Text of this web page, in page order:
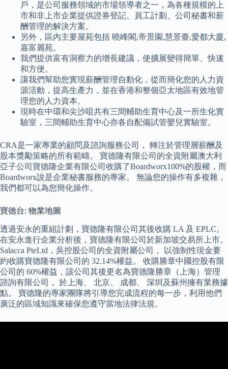
戶，是公司服務領域的市場領導者之一，為各種規模的上
市和非上市企業提供證券登記、員工計劃、公司秘書和薪
酬管理的解決方案。
另外，區內主要屋苑包括 曉峰閣,帝景園,慧景臺,愛都大廈,
嘉富麗苑。
我們提供富有洞察力的增長建議，使擴展變得簡單、快速
和方便。
讓我們幫助您實現薪酬管理自動化，從而簡化您的人力資
源活動，提高生產力，並在香港和整個亞太地區有效地管
理您的人力資本。
現時在中環和尖沙咀共有三間輔助生育中心及一所生化實
驗室，三間輔助生育中心亦各自配備試管嬰兒實驗室。
CRA是一家專業的顧問及諮詢服務公司， 轉注於管理層薪酬及
股本獎勵策略的所有範疇。 寶德隆有限公司的全資附屬澳大利
亞子公司寶德隆企業有限公司收購了Boardworx100%的股權，而
Boardworx說是企業秘書服務的專家。 無論您的操作有多複雜，
我們都可以為您簡化操作。
寶德台: 物業地圖
透過安永的重組計劃，寶德隆有限公司其後收購 LA 及 EPLC。
在安永進行企業分析後，寶德隆有限公司於新加坡交易所上市。
Salacca PteLtd，吳控股公司的全資附屬公司， 以強制性現金要
約收購寶德隆有限公司的 32.14%權益。 收購勝章中國控股有限
公司的 60%權益，該公司其後更名為寶德隆勝章（上海）管理
諮詢有限公司， 於上海、 北京、 成都、 深圳及蘇州擁有業務據
點。 寶德隆的專家團隊將引導您完成流程的每一步，利用他們
廣泛的區域知識來確保您遵守當地法律法規。